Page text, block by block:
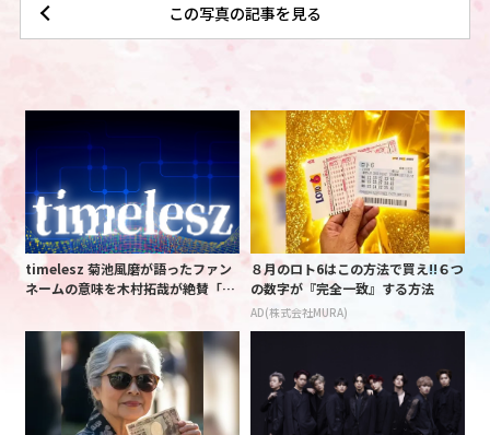
この写真の記事を見る
timelesz 菊池風磨が語ったファン
ネームの意味を木村拓哉が絶賛「考
８月のロト6はこの方法で買え!!６つ
の数字が『完全一致』する方法
AD(株式会社MURA)